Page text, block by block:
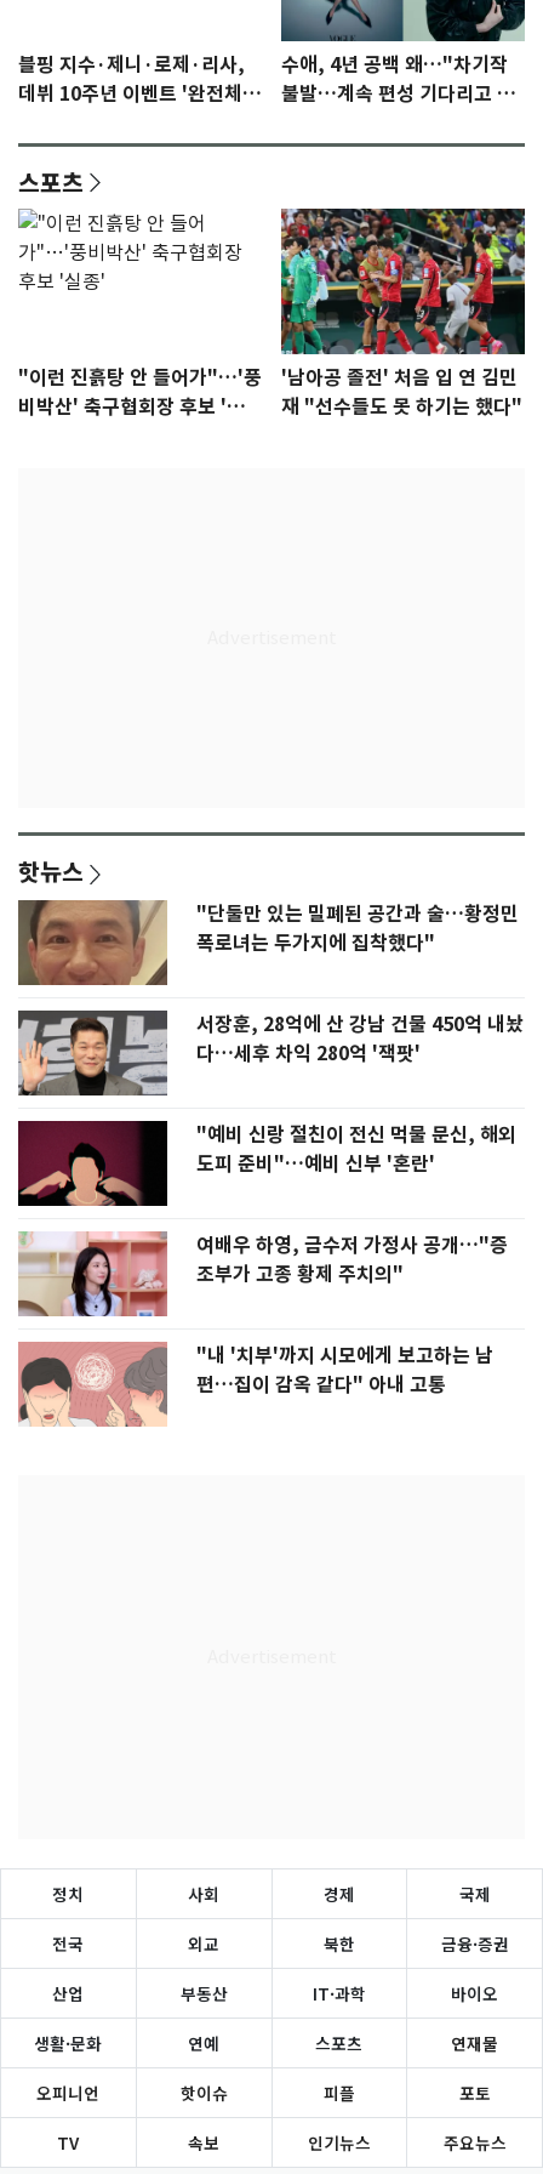
블핑 지수·제니·로제·리사,
데뷔 10주년 이벤트 '완전체'
수애, 4년 공백 왜…"차기작
불발…계속 편성 기다리고 있
스포츠
"이런 진흙탕 안 들어가"…'풍
비박산' 축구협회장 후보 '실
'남아공 졸전' 처음 입 연 김민
재 "선수들도 못 하기는 했다"
핫뉴스
"단둘만 있는 밀폐된 공간과 술…황정민
폭로녀는 두가지에 집착했다"
서장훈, 28억에 산 강남 건물 450억 내놨
다…세후 차익 280억 '잭팟'
"예비 신랑 절친이 전신 먹물 문신, 해외
도피 준비"…예비 신부 '혼란'
여배우 하영, 금수저 가정사 공개…"증
조부가 고종 황제 주치의"
"내 '치부'까지 시모에게 보고하는 남
편…집이 감옥 같다" 아내 고통
정치 사회 경제 국제
전국 외교 북한 금융·증권
산업 부동산 IT·과학 바이오
생활·문화 연예 스포츠 연재물
오피니언 핫이슈 피플 포토
TV 속보 인기뉴스 주요뉴스